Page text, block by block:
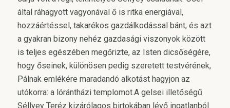
által ráhagyott vagyonával ő is ritka energiával,
hozzáértéssel, takarékos gazdálkodással bánt, és azt
a gyakran bizony nehéz gazdasági viszonyok között
is teljes egészében megőrizte, az Isten dicsőségére,
hogy őseinek, különösen pedig szeretett testvérének,
Pálnak emlékére maradandó alkotást hagyjon az
utókorra: a lórántházi templomot.A gelsei illetőségű
Séllyey Teréz kizárólagos birtokában lévő ingatlanból